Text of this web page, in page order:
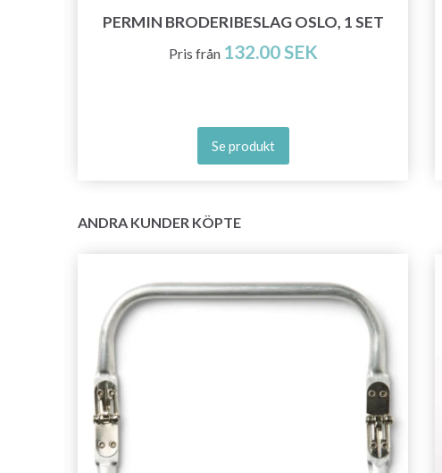
PERMIN BRODERIBESLAG OSLO, 1 SET
Pris från 132.00 SEK
Se produkt
ANDRA KUNDER KÖPTE